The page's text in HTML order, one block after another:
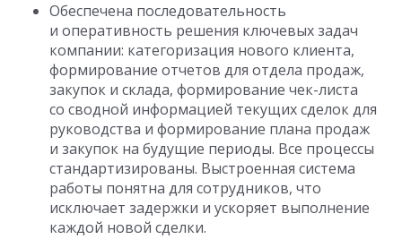
Обеспечена последовательность
и оперативность решения ключевых задач
компании: категоризация нового клиента,
формирование отчетов для отдела продаж,
закупок и склада, формирование чек-листа
со сводной информацией текущих сделок для
руководства и формирование плана продаж
и закупок на будущие периоды. Все процессы
стандартизированы. Выстроенная система
работы понятна для сотрудников, что
исключает задержки и ускоряет выполнение
каждой новой сделки.